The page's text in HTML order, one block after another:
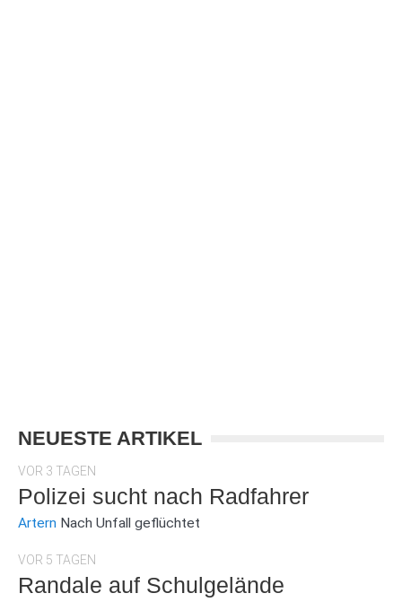
NEUESTE ARTIKEL
VOR 3 TAGEN
Polizei sucht nach Radfahrer
Artern Nach Unfall geflüchtet
VOR 5 TAGEN
Randale auf Schulgelände